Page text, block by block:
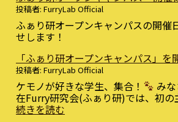
投稿者: FurryLab Official
ふぁり研オープンキャンパスの開催
せします！
「ふぁり研オープンキャンパス」を
投稿者: FurryLab Official
ケモノが好きな学生、集合！ み
在Furry研究会(ふぁり研)では、初
続きを読む